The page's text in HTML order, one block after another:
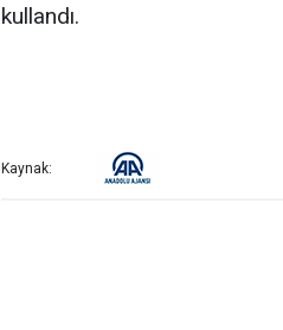
kullandı.
Kaynak: